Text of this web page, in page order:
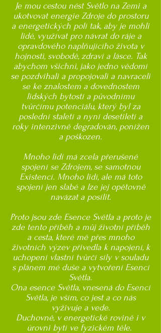
Je mou cestou nést Světlo na Zemi a
ukotvovat energie Zdroje do prostoru
a energetických polí tak, aby je mohli
lidé, využívat pro návrat do ráje a
opravdového naplňujícího života v
hojnosti, svobodě, zdraví a lásce. Tak
abychom všichni, jako jedno vědomí
se pozdvihali a propojovali a navraceli
se ke znalostem a dovednostem
lidských bytostí a původnímu
tvůrčímu potenciálu, který byl za
poslední staletí a nyní desetiletí a
roky intenzivně degradován, ponížen
a poškozen.
Mnoho lidí má zcela přerušené
spojení se Zdrojem, se samotnou
Existencí. Mnoho lidí, ale má toto
spojení jen slabé a lze jej opětovně
navázat a posílit.
Proto jsou zde Esence Světla a proto je
zde tento příběh a můj životní příběh
a cesta, které mě přes mnoho
životních výzev přivedla k napojení, k
uchopení vlastní tvůrčí síly v souladu
s plánem mé duše a vytvoření Esencí
Světla.
Ona esence Světla, vnesená do Esencí
Světla, je vším, co jest a co nás
vyživuje a vede.
Duchovně, v energetické rovině i v
úrovni bytí ve fyzickém těle.